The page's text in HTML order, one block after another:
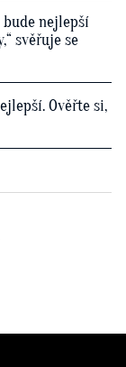
bude nejlepší
svěřuje se
Ověřte si,